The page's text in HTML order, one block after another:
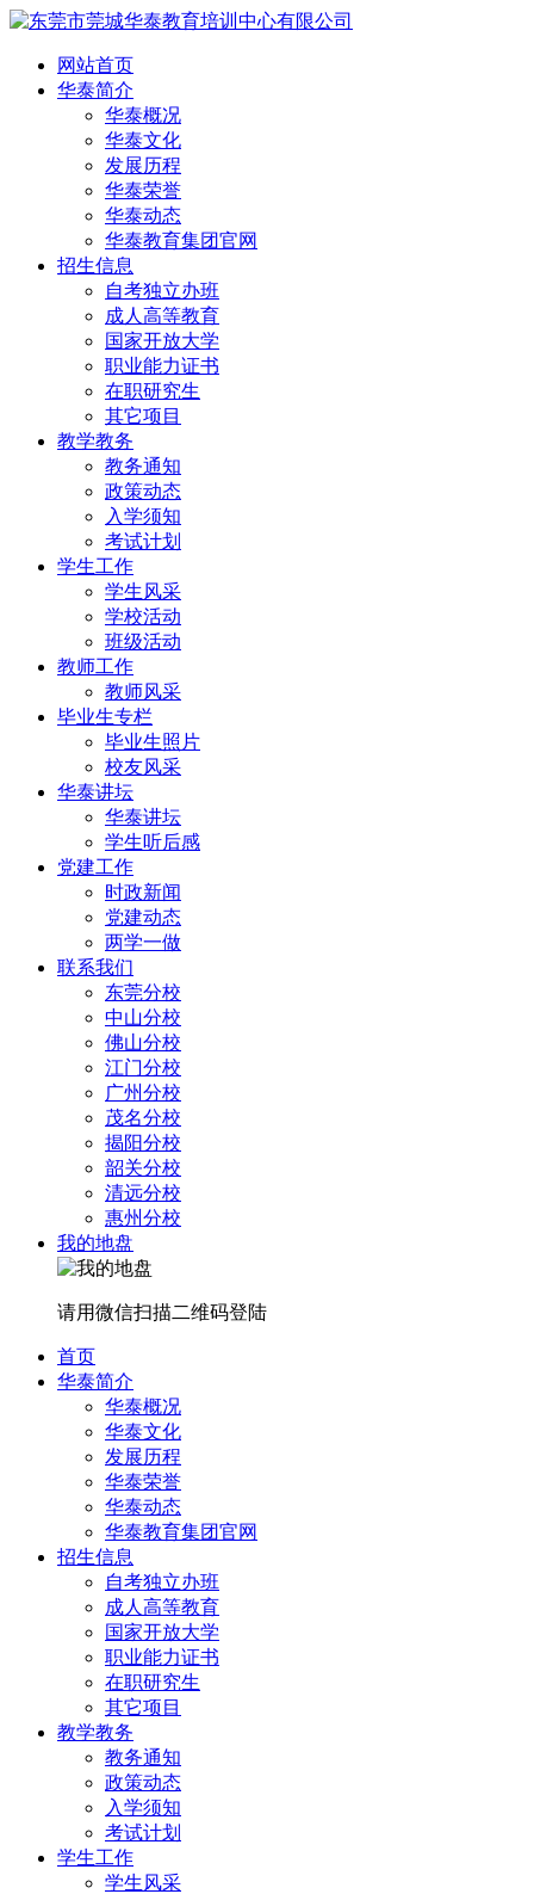
网站首页
华泰简介
华泰概况
华泰文化
发展历程
华泰荣誉
华泰动态
华泰教育集团官网
招生信息
自考独立办班
成人高等教育
国家开放大学
职业能力证书
在职研究生
其它项目
教学教务
教务通知
政策动态
入学须知
考试计划
学生工作
学生风采
学校活动
班级活动
教师工作
教师风采
毕业生专栏
毕业生照片
校友风采
华泰讲坛
华泰讲坛
学生听后感
党建工作
时政新闻
党建动态
两学一做
联系我们
东莞分校
中山分校
佛山分校
江门分校
广州分校
茂名分校
揭阳分校
韶关分校
清远分校
惠州分校
我的地盘
请用微信扫描二维码登陆
首页
华泰简介
华泰概况
华泰文化
发展历程
华泰荣誉
华泰动态
华泰教育集团官网
招生信息
自考独立办班
成人高等教育
国家开放大学
职业能力证书
在职研究生
其它项目
教学教务
教务通知
政策动态
入学须知
考试计划
学生工作
学生风采